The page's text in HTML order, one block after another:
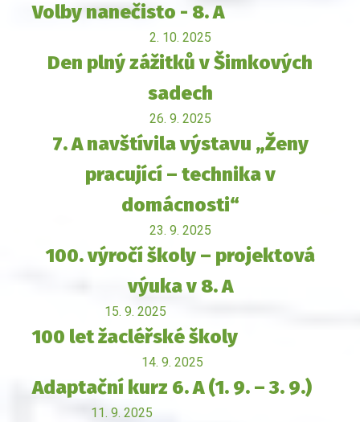
Volby nanečisto - 8. A
2. 10. 2025
Den plný zážitků v Šimkových
sadech
26. 9. 2025
7. A navštívila výstavu „Ženy
pracující – technika v
domácnosti“
23. 9. 2025
100. výročí školy – projektová
výuka v 8. A
15. 9. 2025
100 let žacléřské školy
14. 9. 2025
Adaptační kurz 6. A (1. 9. – 3. 9.)
11. 9. 2025